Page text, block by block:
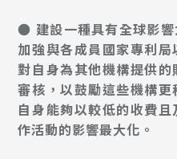
● 建設一種具有全球影
加強與各成員國家專利
對自身為其他機構提供
審核，以鼓勵這些機構
自身能夠以較低的收費
作活動的影響最大化。